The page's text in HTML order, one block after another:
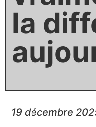
la
19 décembre